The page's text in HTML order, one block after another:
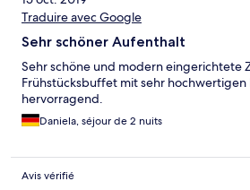
Traduire avec Google
Sehr schöner Aufenthalt
Sehr schöne und modern eingerichtete
Frühstücksbuffet mit sehr
hervorragend.
Daniela, séjour de 2 nuits
Avis vérifié